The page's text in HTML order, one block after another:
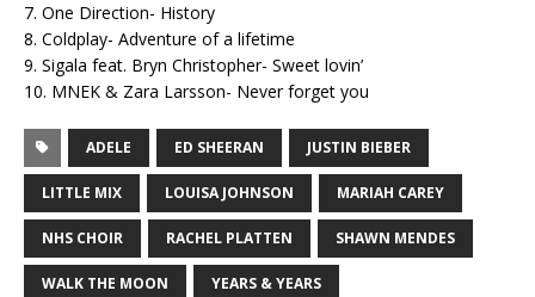
7. One Direction- History
8. Coldplay- Adventure of a lifetime
9. Sigala feat. Bryn Christopher- Sweet lovin’
10. MNEK & Zara Larsson- Never forget you
ADELE ED SHEERAN JUSTIN BIEBER
LITTLE MIX LOUISA JOHNSON MARIAH CAREY
NHS CHOIR RACHEL PLATTEN SHAWN MENDES
WALK THE MOON YEARS & YEARS